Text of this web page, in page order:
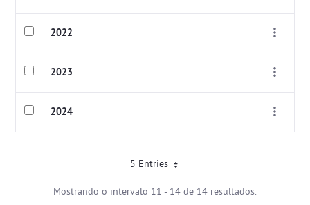
2022
2023
2024
5 Entries
Mostrando o intervalo 11 - 14 de 14 resultados.